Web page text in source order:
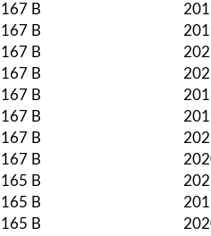
167 B
167 B
167 B
167 B
167 B
167 B
167 B
167 B
165 B
165 B
165 B